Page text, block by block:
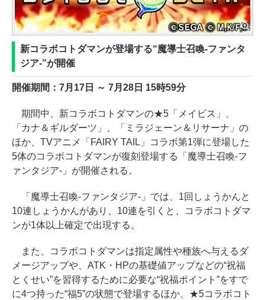
新コラボコトダマンが登場する“魔導士召喚-ファンタ
ジア-”が開催
開催期間：7月17日 ～ 7月28日 15時59分
期間中、新コラボコトダマンの★5「メイビス」、
「カナ＆ギルダーツ」、「ミラジェーン＆リサーナ」の
ほか、TVアニメ「FAIRY TAIL」コラボ第1弾に登場した
5体のコラボコトダマンが復刻登場する「魔導士召喚-フ
ァンタジア-」が開催される。
「魔導士召喚-ファンタジア-」では、1回しょうかんと
10連しょうかんがあり、10連を引くと、コラボコトダマ
ンが1体以上確定で出現する。
また、コラボコトダマンは指定属性や種族へ与えるダ
メージアップや、ATK・HPの基礎値アップなどの“祝福
とくせい”を習得するために必要な“祝福ポイント”をすで
に4つ持った“福5”の状態で登場するほか、★5コラボコト